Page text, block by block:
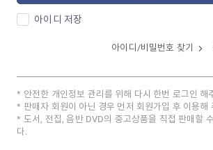
아이디 저장
아이디/비밀번호 찾기
안전한 개인정보 관리를 위해 다시 한번 로그인 해
판매자 회원이 아닌 경우 먼저 회원가입 후 이용해
도서, 전집, 음반 DVD의 중고상품을 직접 판매할
다.